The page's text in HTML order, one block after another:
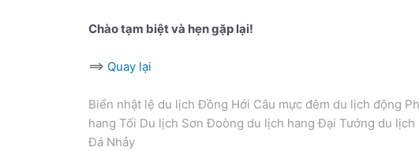
Chào tạm biệt và hẹn gặp lại!
==> Quay lại
Biển nhật lệ du lịch Đồng Hới Câu mực đêm du lịch động
hang Tối Du lịch Sơn Đoòng du lịch hang Đại Tướng du
Đá Nhảy